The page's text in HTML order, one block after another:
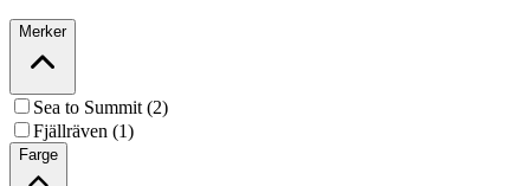
Merker
Sea to Summit (2)
Fjällräven (1)
Farge